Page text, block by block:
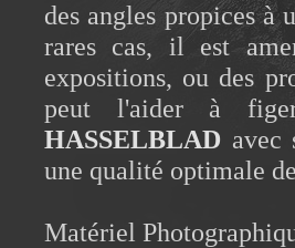
des angles propices à
rares cas, il est
expositions, ou des
peut l'aider à
HASSELBLAD avec
une qualité optimale
Matériel